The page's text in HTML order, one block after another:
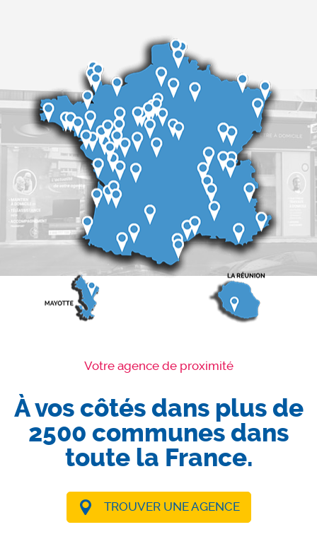
Votre agence de proximité
À vos côtés dans plus de
2500 communes dans
toute la France.
TROUVER UNE AGENCE